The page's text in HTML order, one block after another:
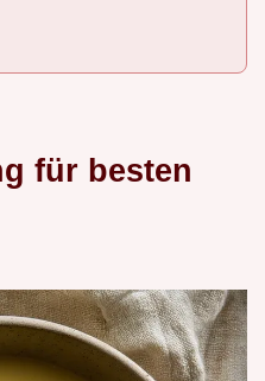
für besten